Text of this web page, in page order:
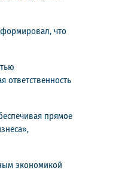
что
ответственность
прямое
экономикой